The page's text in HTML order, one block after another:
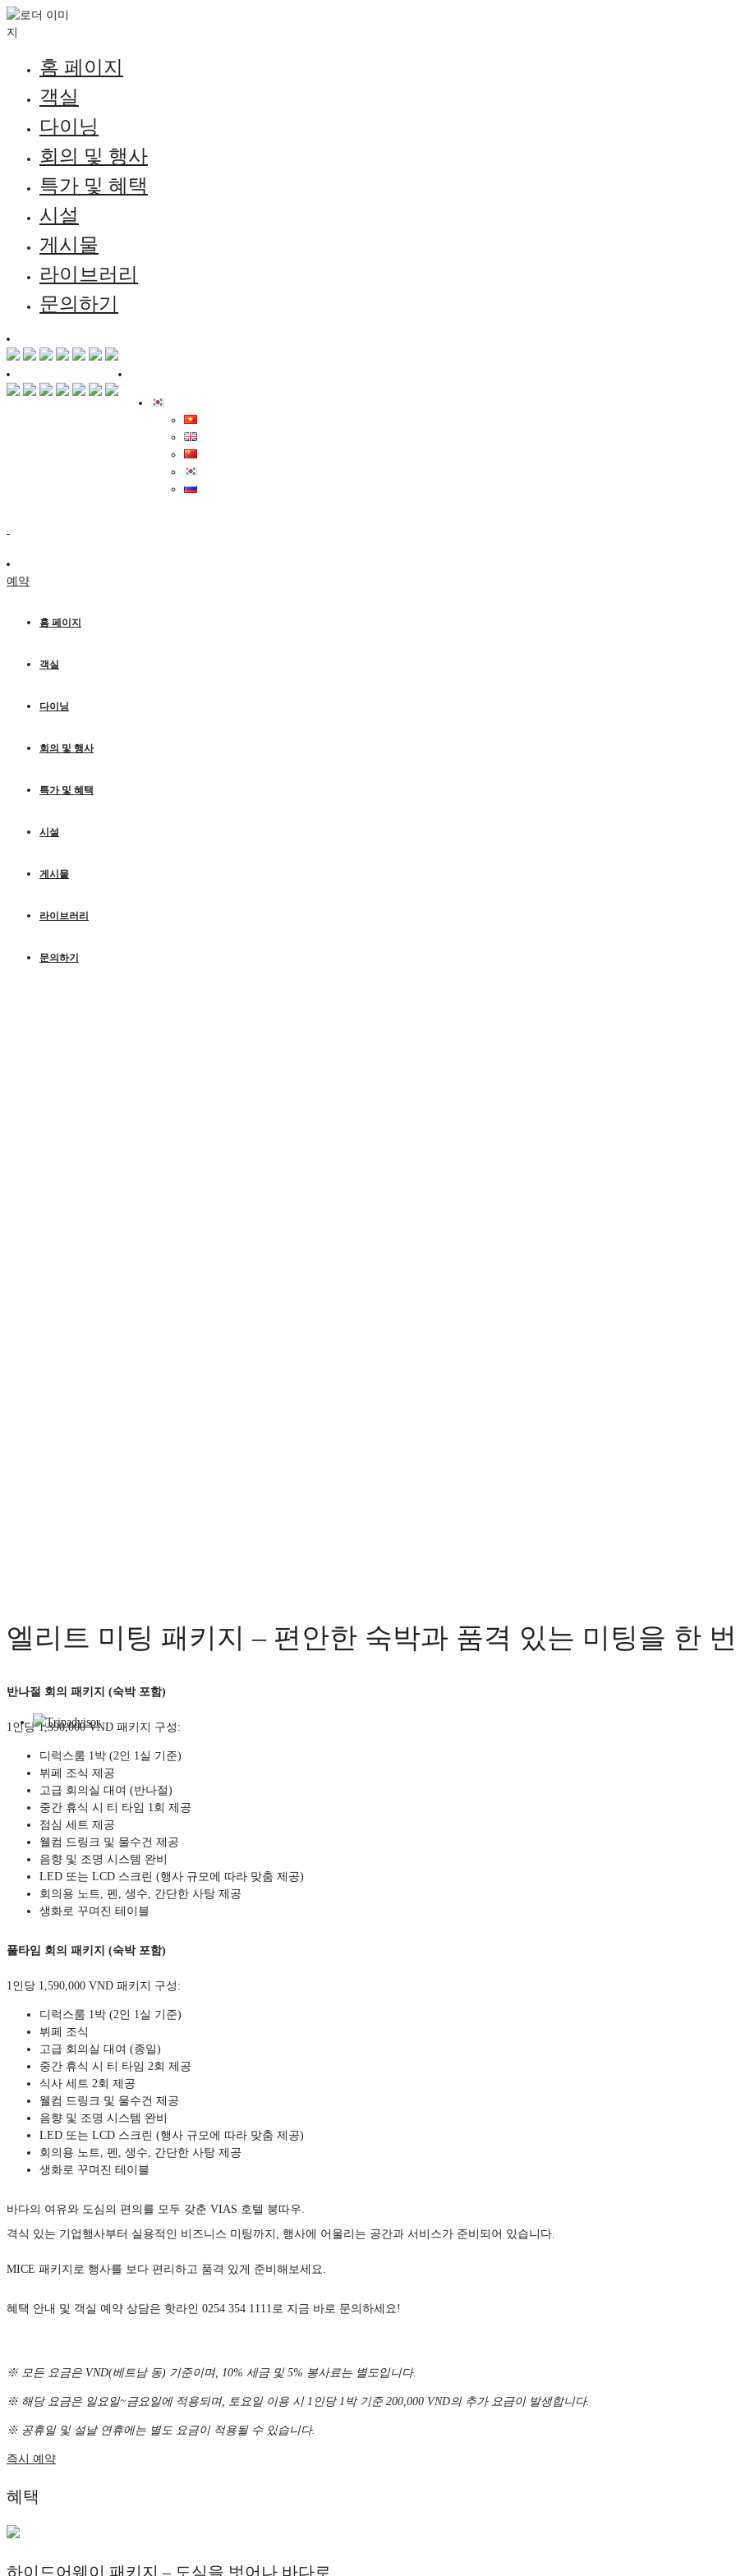
홈 페이지
객실
다이닝
회의 및 행사
특가 및 혜택
시설
게시물
라이브러리
문의하기
예약
홈 페이지
객실
다이닝
회의 및 행사
특가 및 혜택
시설
게시물
라이브러리
문의하기
엘리트 미팅 패키지 – 편안한 숙박과 품격 있는 미팅을 한
반나절 회의 패키지 (숙박 포함)
1인당 1,390,000 VND 패키지 구성:
디럭스룸 1박 (2인 1실 기준)
뷔페 조식 제공
고급 회의실 대여 (반나절)
중간 휴식 시 티 타임 1회 제공
점심 세트 제공
웰컴 드링크 및 물수건 제공
음향 및 조명 시스템 완비
LED 또는 LCD 스크린 (행사 규모에 따라 맞춤 제공)
회의용 노트, 펜, 생수, 간단한 사탕 제공
생화로 꾸며진 테이블
풀타임 회의 패키지 (숙박 포함)
1인당 1,590,000 VND 패키지 구성:
디럭스룸 1박 (2인 1실 기준)
뷔페 조식
고급 회의실 대여 (종일)
중간 휴식 시 티 타임 2회 제공
식사 세트 2회 제공
웰컴 드링크 및 물수건 제공
음향 및 조명 시스템 완비
LED 또는 LCD 스크린 (행사 규모에 따라 맞춤 제공)
회의용 노트, 펜, 생수, 간단한 사탕 제공
생화로 꾸며진 테이블
바다의 여유와 도심의 편의를 모두 갖춘 VIAS 호텔 붕따우.
격식 있는 기업행사부터 실용적인 비즈니스 미팅까지, 행사에 어울리는 공간과 서비스가 준비되어 있습니다.
MICE 패키지로 행사를 보다 편리하고 품격 있게 준비해보세요.
혜택 안내 및 객실 예약 상담은 핫라인 0254 354 1111로 지금 바로 문의하세요!
※ 모든 요금은 VND(베트남 동) 기준이며, 10% 세금 및 5% 봉사료는 별도입니다.
※ 해당 요금은 일요일~금요일에 적용되며, 토요일 이용 시 1인당 1박 기준 200,000 VND의 추가 요금이 발생합니다.
※ 공휴일 및 설날 연휴에는 별도 요금이 적용될 수 있습니다.
즉시 예약
혜택
하이드어웨이 패키지 – 도심을 벗어나 바다로